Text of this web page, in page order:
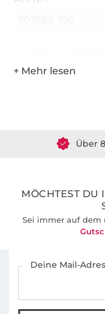
MÖCHTEST DU
Sei immer auf dem
Deine Mail-